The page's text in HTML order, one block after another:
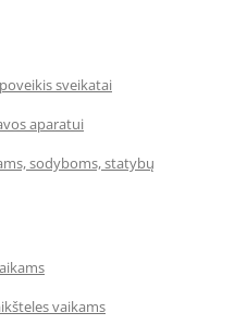
sveikatai
aparatui
sodyboms, statybų
vaikams